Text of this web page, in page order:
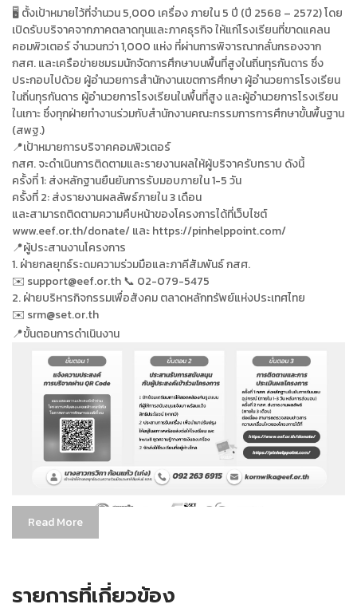
🖥 ตั้งเป้าหมายไว้ที่จำนวน 5,000 เครื่อง ภายใน 5 ปี (ปี 2568 – 2572) โดย
เปิดรับบริจาคจากภาคตลาดทุนและภาคธุรกิจ ให้แก่โรงเรียนที่ขาดแคลน
คอมพิวเตอร์ จำนวนกว่า 1,000 แห่ง ที่ผ่านการพิจารณากลั่นกรองจาก
กสศ. และเครือข่ายชมรมนักจัดการศึกษาบนพื้นที่สูงในถิ่นทุรกันดาร ซึ่ง
ประกอบไปด้วย ผู้อำนวยการสำนักงานเขตการศึกษา ผู้อำนวยการโรงเรียน
ในถิ่นทุรกันดาร ผู้อำนวยการโรงเรียนในพื้นที่สูง และผู้อำนวยการโรงเรียน
ในเกาะ ซึ่งทุกฝ่ายทำงานร่วมกับสำนักงานคณะกรรมการการศึกษาขั้นพื้นฐาน
(สพฐ.)
📍เป้าหมายการบริจาคคอมพิวเตอร์
กสศ. จะดำเนินการติดตามและรายงานผลให้ผู้บริจาครับทราบ ดังนี้
ครั้งที่ 1: ส่งหลักฐานยืนยันการรับมอบภายใน 1-5 วัน
ครั้งที่ 2: ส่งรายงานผลลัพธ์ภายใน 3 เดือน
และสามารถติดตามความคืบหน้าของโครงการได้ที่เว็บไซต์
www.eef.or.th/donate/ และ https://pinhelppoint.com/
📍ผู้ประสานงานโครงการ
1. ฝ่ายกลยุทธ์ระดมความร่วมมือและภาคีสัมพันธ์ กสศ.
✉️ support@eef.or.th 📞 02-079-5475
2. ฝ่ายบริหารกิจกรรมเพื่อสังคม ตลาดหลักทรัพย์แห่งประเทศไทย
✉️ srm@set.or.th
📍ขั้นตอนการดำเนินงาน
Read More
รายการที่เกี่ยวข้อง